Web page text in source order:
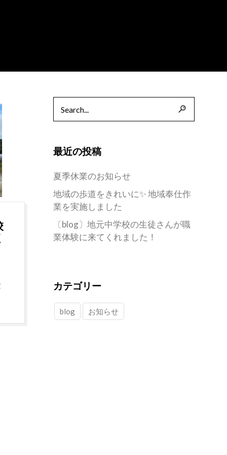
最近の投稿
夏季休業のお知らせ
地域の歩道をきれいに✨ 地域奉仕作
業を実施しました
〔blog〕地元中学校の生徒さんが職
業体験に来てくれました！
カテゴリー
blog お知らせ